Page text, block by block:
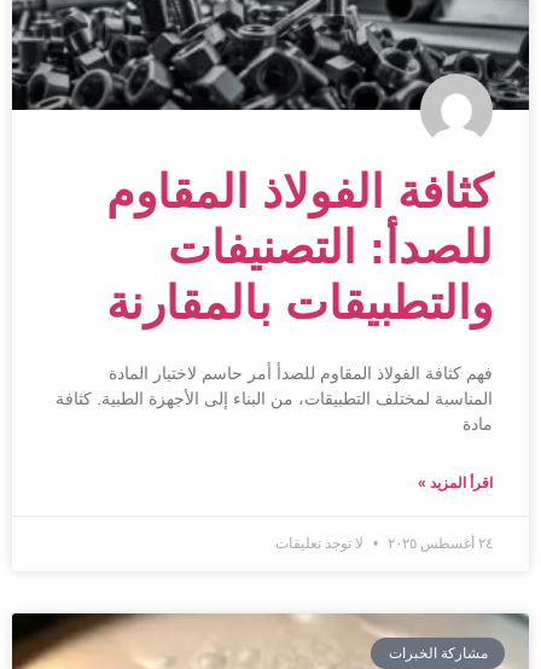
كثافة الفولاذ المقاوم
للصدأ: التصنيفات
والتطبيقات بالمقارنة
فهم كثافة الفولاذ المقاوم للصدأ أمر حاسم لاختيار المادة
المناسبة لمختلف التطبيقات، من البناء إلى الأجهزة الطبية. كثافة
مادة
اقرأ المزيد »
٢٤ أغسطس ٢٠٢٥ لا توجد تعليقات
مشاركة الخبرات